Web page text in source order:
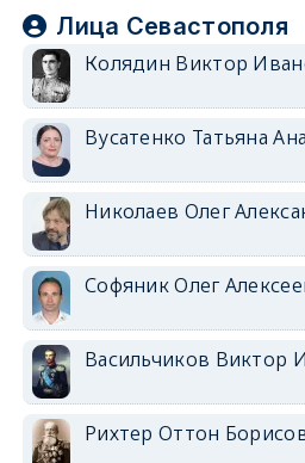
Лица Севастополя
Колядин Виктор
Вусатенко Татьяна
Николаев Олег
Софяник Олег
Васильчиков Виктор
Рихтер Оттон